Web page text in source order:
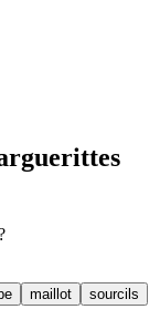
maillot
sourcils